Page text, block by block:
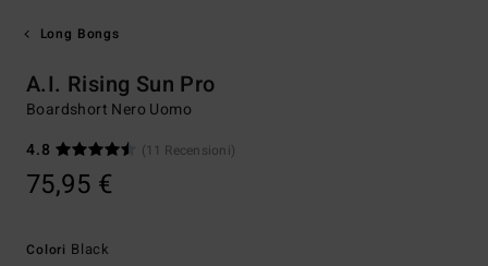
Long Bongs
A.I. Rising Sun Pro
Boardshort Nero Uomo
4.8
(11 Recensioni)
75,95 €
Colori Black